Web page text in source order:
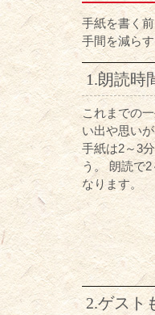
手紙を書く
手間を減ら
1.朗読時
これまでの
い出や思い
手紙は2～3
う。 朗読で
なります。
2.ゲスト